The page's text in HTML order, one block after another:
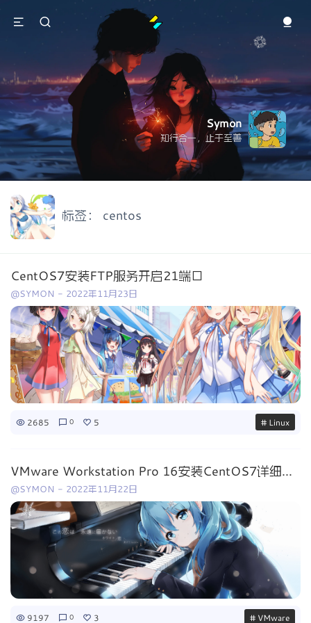
Symon
知行合一，止于至善
标签： centos
CentOS7安装FTP服务开启21端口
@SYMON - 2022年11月23日
2685 0 5 # Linux
VMware Workstation Pro 16安装CentOS7详细图文步骤并配置网络接连
@SYMON - 2022年11月22日
9197 0 3 # VMware